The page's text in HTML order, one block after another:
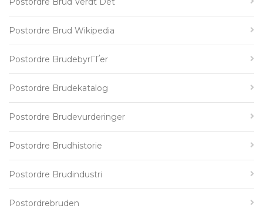
Postordre Brud Wikipedia
Postordre BrudebyrГҐer
Postordre Brudekatalog
Postordre Brudevurderinger
Postordre Brudhistorie
Postordre Brudindustri
Postordrebruden